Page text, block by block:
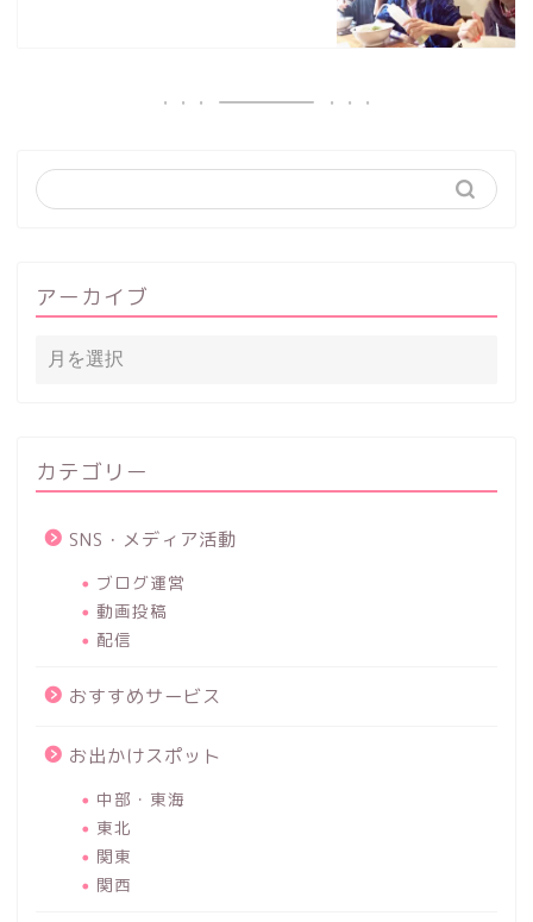
アーカイブ
カテゴリー
SNS・メディア活動
ブログ運営
動画投稿
配信
おすすめサービス
お出かけスポット
中部・東海
東北
関東
関西